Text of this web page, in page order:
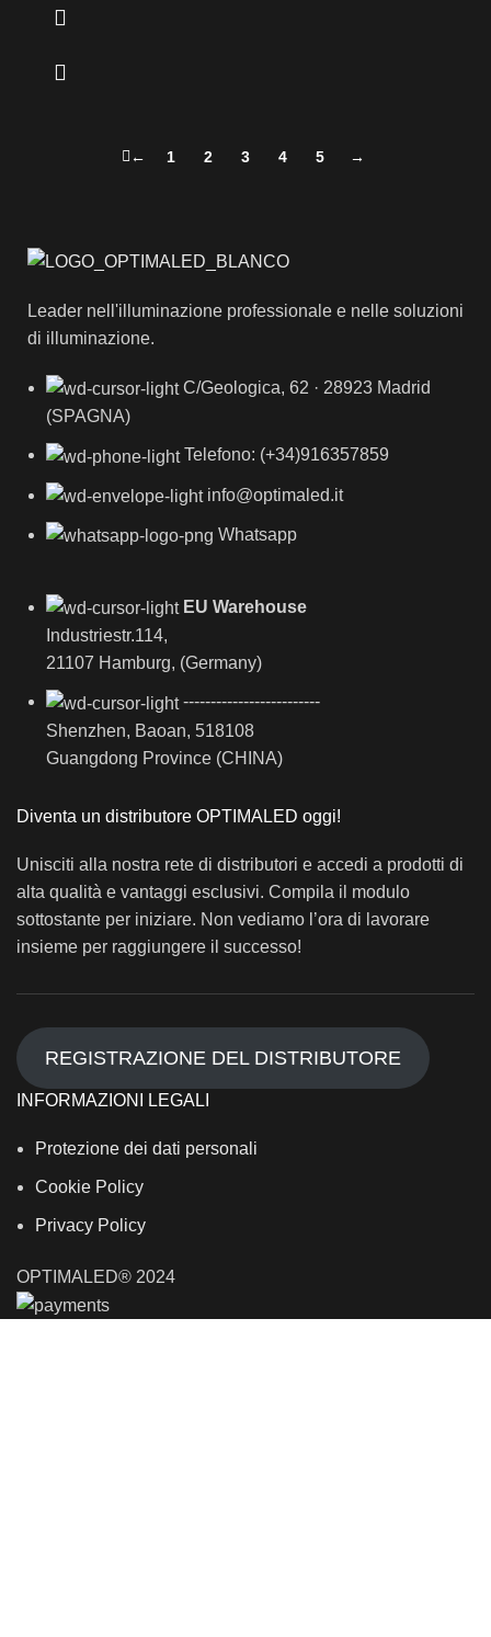
← 1 2 3 4 5 →
Leader nell'illuminazione professionale e nelle soluzioni
di illuminazione.
C/Geologica, 62 · 28923 Madrid
(SPAGNA)
Telefono: (+34)916357859
info@optimaled.it
Whatsapp
EU Warehouse
Industriestr.114,
21107 Hamburg, (Germany)
-------------------------
Shenzhen, Baoan, 518108
Guangdong Province (CHINA)
Diventa un distributore OPTIMALED oggi!
Unisciti alla nostra rete di distributori e accedi a prodotti di
alta qualità e vantaggi esclusivi. Compila il modulo
sottostante per iniziare. Non vediamo l’ora di lavorare
insieme per raggiungere il successo!
REGISTRAZIONE DEL DISTRIBUTORE
INFORMAZIONI LEGALI
Protezione dei dati personali
Cookie Policy
Privacy Policy
OPTIMALED® 2024